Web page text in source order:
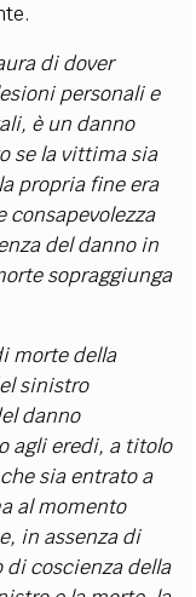
di dover
personali e
è un danno
se la vittima sia
propria fine era
del danno in
sopraggiunga
morte della
sinistro
danno
agli eredi, a titolo
sia entrato a
al momento
in assenza di
di coscienza della